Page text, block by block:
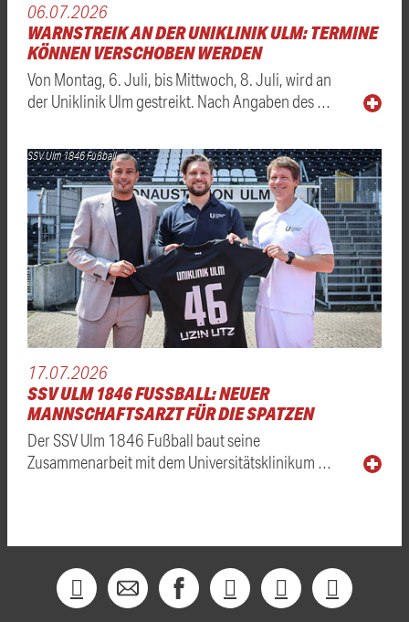
06.07.2026
WARNSTREIK AN DER UNIKLINIK ULM: TERMINE
KÖNNEN VERSCHOBEN WERDEN
Von Montag, 6. Juli, bis Mittwoch, 8. Juli, wird an
der Uniklinik Ulm gestreikt. Nach Angaben des …
SSV Ulm 1846 Fußball
17.07.2026
SSV ULM 1846 FUSSBALL: NEUER M
ANNSCHAFTSARZT FÜR DIE SPATZEN
Der SSV Ulm 1846 Fußball baut seine
Zusammenarbeit mit dem Universitätsklinikum …